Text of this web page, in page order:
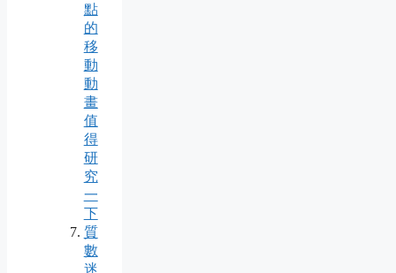
點
的
移
動
動
畫
值
得
研
究
一
下
質
數
迷